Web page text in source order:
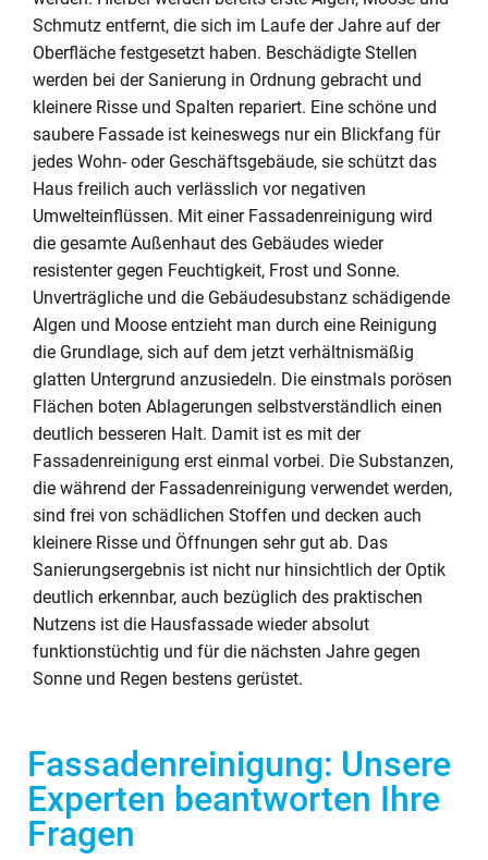
Schmutz entfernt, die sich im Laufe der Jahre auf der
Oberfläche festgesetzt haben. Beschädigte Stellen
werden bei der Sanierung in Ordnung gebracht und
kleinere Risse und Spalten repariert. Eine schöne und
saubere Fassade ist keineswegs nur ein Blickfang für
jedes Wohn- oder Geschäftsgebäude, sie schützt das
Haus freilich auch verlässlich vor negativen
Umwelteinflüssen. Mit einer Fassadenreinigung wird
die gesamte Außenhaut des Gebäudes wieder
resistenter gegen Feuchtigkeit, Frost und Sonne.
Unverträgliche und die Gebäudesubstanz schädigende
Algen und Moose entzieht man durch eine Reinigung
die Grundlage, sich auf dem jetzt verhältnismäßig
glatten Untergrund anzusiedeln. Die einstmals porösen
Flächen boten Ablagerungen selbstverständlich einen
deutlich besseren Halt. Damit ist es mit der
Fassadenreinigung erst einmal vorbei. Die Substanzen,
die während der Fassadenreinigung verwendet werden,
sind frei von schädlichen Stoffen und decken auch
kleinere Risse und Öffnungen sehr gut ab. Das
Sanierungsergebnis ist nicht nur hinsichtlich der Optik
deutlich erkennbar, auch bezüglich des praktischen
Nutzens ist die Hausfassade wieder absolut
funktionstüchtig und für die nächsten Jahre gegen
Sonne und Regen bestens gerüstet.
Fassadenreinigung: Unsere
Experten beantworten Ihre
Fragen